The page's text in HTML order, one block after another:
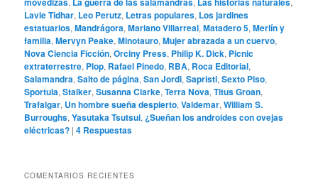
Lavie Tidhar, Leo Perutz, Letras populares, Los jardines
estatuarios,Mandrágora,Mariano Villarreal,Matadero 5,Merlín y
familia,Mervyn Peake,Minotauro,Mujer abrazada a un cuervo,
Nova Ciencia Ficción,Orciny Press, Philip K. Dick, Picnic
extraterrestre, Plop, Rafael Pinedo, RBA, Roca Editorial,
Salamandra,Salto de página,San Jordi,Sapristi,Sexto Piso,
Sportula,Stalker,Susanna Clarke,Terra Nova,Titus Groan,
Trafalgar, Un hombre sueña despierto,Valdemar,William S.
Burroughs,Yasutaka Tsutsui, ¿Sueñan los androides con ovejas
eléctricas? |4 Respuestas
COMENTARIOS RECIENTES